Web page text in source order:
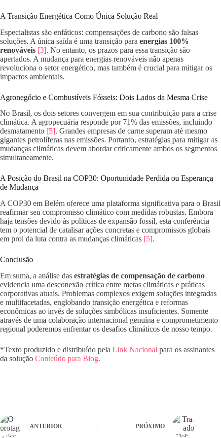
A Transição Energética Como Única Solução Real
Especialistas são enfáticos: compensações de carbono são falsas
soluções. A única saída é uma transição para energias 100%
renováveis [3]. No entanto, os prazos para essa transição são
apertados. A mudança para energias renováveis não apenas
revoluciona o setor energético, mas também é crucial para mitigar os
impactos ambientais.
Agronegócio e Combustíveis Fósseis: Dois Lados da Mesma Crise
No Brasil, os dois setores convergem em sua contribuição para a crise
climática. A agropecuária responde por 71% das emissões, incluindo
desmatamento [5]. Grandes empresas de carne superam até mesmo
gigantes petrolíferas nas emissões. Portanto, estratégias para mitigar as
mudanças climáticas devem abordar criticamente ambos os segmentos
simultaneamente.
A Posição do Brasil na COP30: Oportunidade Perdida ou Esperança
de Mudança
A COP30 em Belém oferece uma plataforma significativa para o Brasil
reafirmar seu compromisso climático com medidas robustas. Embora
haja tensões devido às políticas de expansão fossil, esta conferência
tem o potencial de catalisar ações concretas e compromissos globais
em prol da luta contra as mudanças climáticas [5].
Conclusão
Em suma, a análise das estratégias de compensação de carbono
evidencia uma desconexão crítica entre metas climáticas e práticas
corporativas atuais. Problemas complexos exigem soluções integradas
e multifacetadas, englobando transição energética e reformas
econômicas ao invés de soluções simbólicas insuficientes. Somente
através de uma colaboração internacional genuína e comprometimento
regional poderemos enfrentar os desafios climáticos de nosso tempo.
*Texto produzido e distribuído pela Link Nacional para os assinantes
da solução Conteúdo para Blog.
ANTERIOR PRÓXIMO